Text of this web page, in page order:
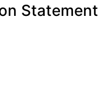
Statement